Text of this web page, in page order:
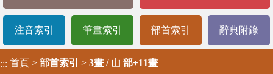
注音索引 筆畫索引 部首索引 辭典附錄
::: 首頁 > 部首索引 > 3畫 / 山 部+11畫